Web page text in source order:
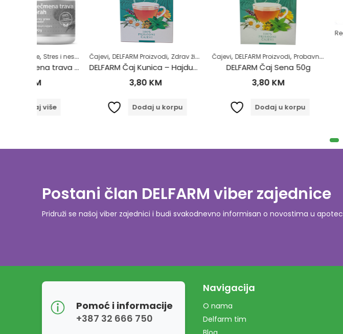
,Superhrana ,Zdrav život
Čajevi ,DELFARM Proizvodi,Zdrav život
DELFARM Čaj Kunica – Hajdučka trava 50g
Dodaj u korpu
Čajevi,DELFARM Proizvodi,Probavni sistem ,Regulacija
DELFARM Čaj Sena 50g
Dodaj u korpu
Regulacija
Postani član DELFARM viber zajednice
Pridruži se našoj viber zajednici i budi svakodnevno informisan o novostima u apoteci
Pomoć i informacije
+387 32 666 750
Navigacija
O nama
Delfarm tim